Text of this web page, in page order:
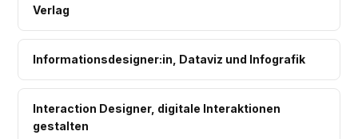
Verlag
Informationsdesigner:in, Dataviz und Infografik
Interaction Designer, digitale Interaktionen
gestalten